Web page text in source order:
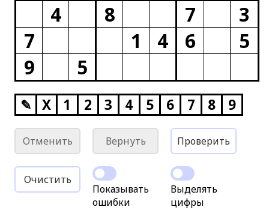
4
8 7
3
7
1 4 6
5
9
5
✎ X 1 2 3 4 5 6 7 8 9
Отменить Вернуть Проверить
Очистить
Показывать
ошибки
Выделять
цифры